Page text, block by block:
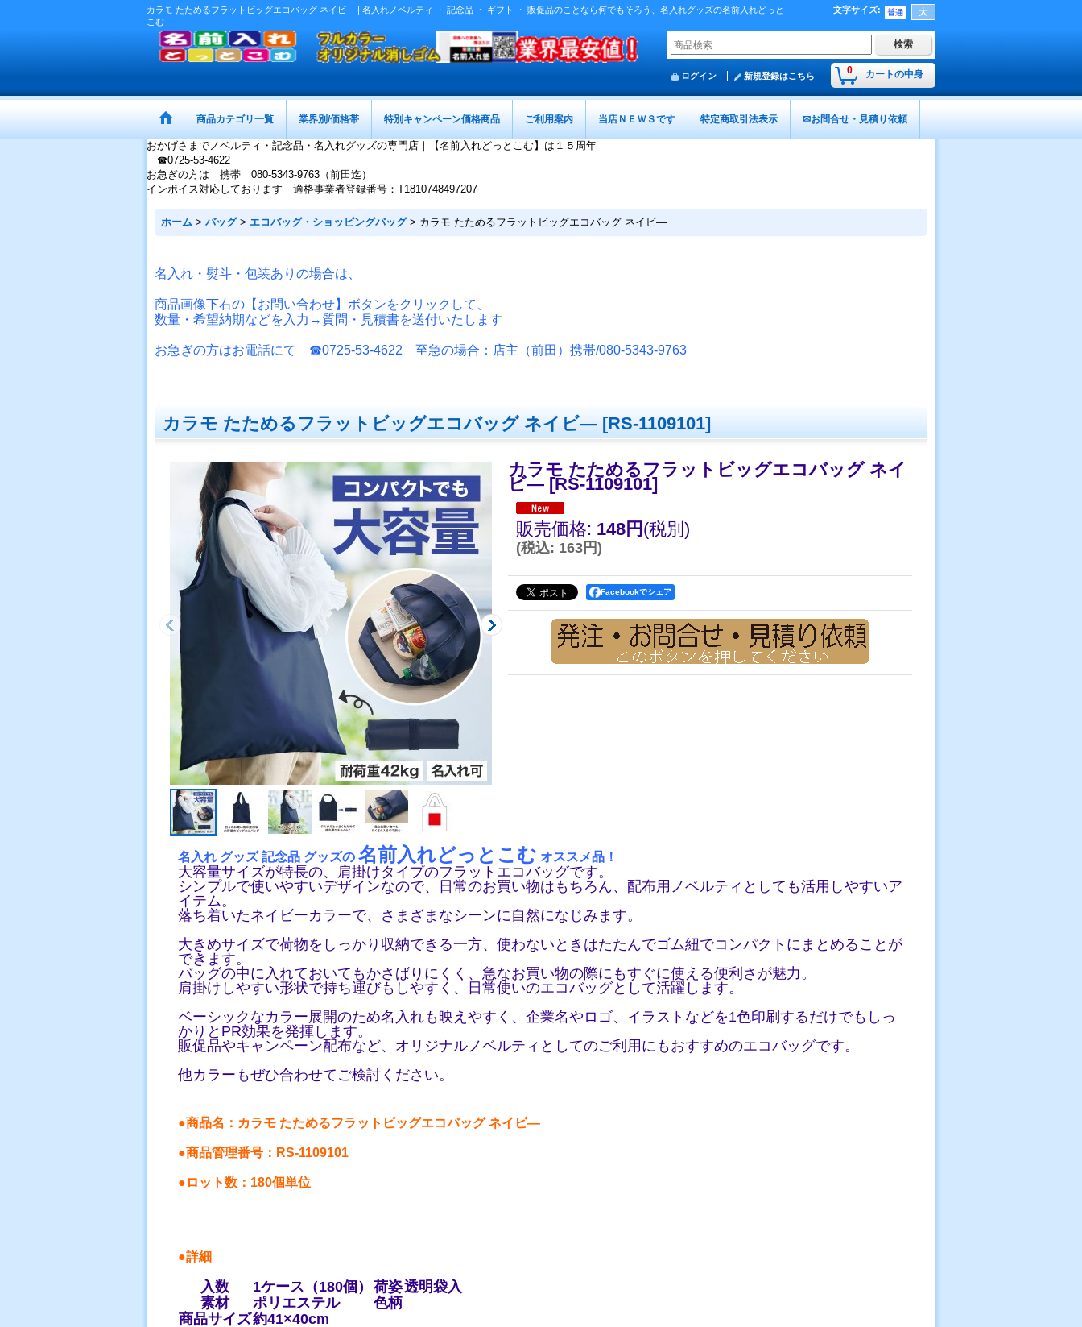
カラモ たためるフラットビッグエコバッグ ネイビ― | 名入れノベルティ ・ 記念品 ・ ギフト ・ 販促品のことなら何でもそろう、名入れグッズの名前入れどっと
こむ
文字サイズ:
0 カートの中身
ログイン 新規登録はこちら
商品カテゴリ一覧 業界別/価格帯 特別キャンペーン価格商品 ご利用案内 当店ＮＥＷＳです 特定商取引法表示 ✉お問合せ・見積り依頼
おかげさまでノベルティ・記念品・名入れグッズの専門店｜【名前入れどっとこむ】は１５周年
☎0725-53-4622
お急ぎの方は 携帯 080-5343-9763（前田迄）
インボイス対応しております 適格事業者登録番号：T1810748497207
ホーム > バッグ > エコバッグ・ショッピングバッグ > カラモ たためるフラットビッグエコバッグ ネイビ―
名入れ・熨斗・包装ありの場合は、
商品画像下右の【お問い合わせ】ボタンをクリックして、
数量・希望納期などを入力→質問・見積書を送付いたします
お急ぎの方はお電話にて ☎0725-53-4622 至急の場合：店主（前田）携帯/080-5343-9763
カラモ たためるフラットビッグエコバッグ ネイビ― [RS-1109101]
カラモ たためるフラットビッグエコバッグ ネイ
ビ― [RS-1109101]
販売価格: 148円 (税別)
(税込: 163円)
Facebookでシェア
名入れ グッズ 記念品 グッズの 名前入れどっとこむ オススメ品！
大容量サイズが特長の、肩掛けタイプのフラットエコバッグです。
シンプルで使いやすいデザインなので、日常のお買い物はもちろん、配布用ノベルティとしても活用しやすいア
イテム。
落ち着いたネイビーカラーで、さまざまなシーンに自然になじみます。
大きめサイズで荷物をしっかり収納できる一方、使わないときはたたんでゴム紐でコンパクトにまとめることが
できます。
バッグの中に入れておいてもかさばりにくく、急なお買い物の際にもすぐに使える便利さが魅力。
肩掛けしやすい形状で持ち運びもしやすく、日常使いのエコバッグとして活躍します。
ベーシックなカラー展開のため名入れも映えやすく、企業名やロゴ、イラストなどを1色印刷するだけでもしっ
かりとPR効果を発揮します。
販促品やキャンペーン配布など、オリジナルノベルティとしてのご利用にもおすすめのエコバッグです。
他カラー もぜひ合わせてご検討ください。
●商品名： カラモ たためるフラットビッグエコバッグ ネイビ―
●商品管理番号 ：RS-1109101
●ロット数：180個単位
●詳細
入数 1ケース（180個） 荷姿透明袋入
素材
ポリエステル
色柄
商品サイズ約41×40cm